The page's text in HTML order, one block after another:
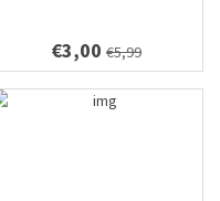
€3,00 €5,99